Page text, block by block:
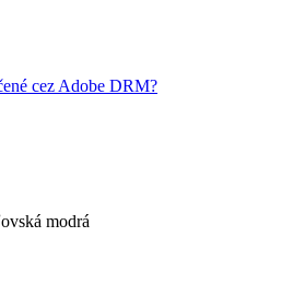
cez Adobe DRM?
modrá